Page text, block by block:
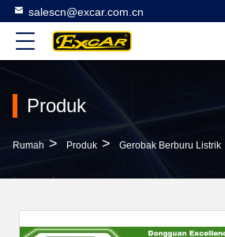
salescn@excar.com.cn
Produk
Rumah > Produk > Gerobak Berburu Listrik